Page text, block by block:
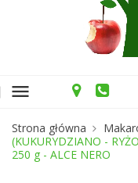
menu
Strona główna
(KUKURYDZIANO -
250 g - ALCE NERO